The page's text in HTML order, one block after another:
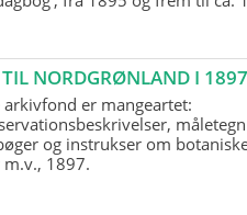
TIL NORDGRØNLAND I
er mangeartet:
og instrukser om
1897.